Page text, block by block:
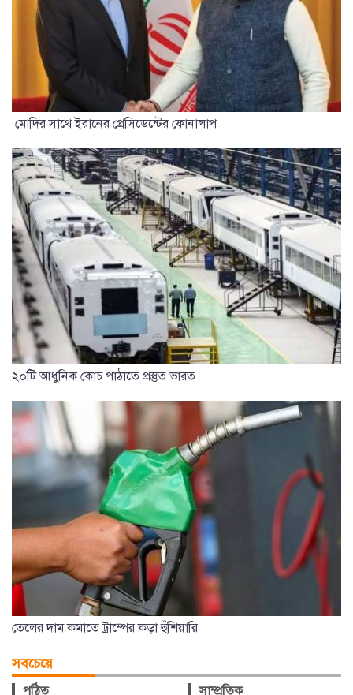
মোদির সাথে ইরানের প্রেসিডেন্টের ফোনালাপ
২০টি আধুনিক কোচ পাঠাতে প্রস্তুত ভারত
তেলের দাম কমাতে ট্রাম্পের কড়া হুঁশিয়ারি
সবচেয়ে
পঠিত সাম্প্রতিক